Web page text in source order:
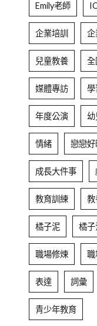
Emily老師
企業培訓 企
兒童教養 全
媒體專訪 學
年度公演 幼
情緒 戀戀好
成長大件事
教育訓練 教
橘子泥 橘子
職場修煉 職
表達 詞彙
青少年教育